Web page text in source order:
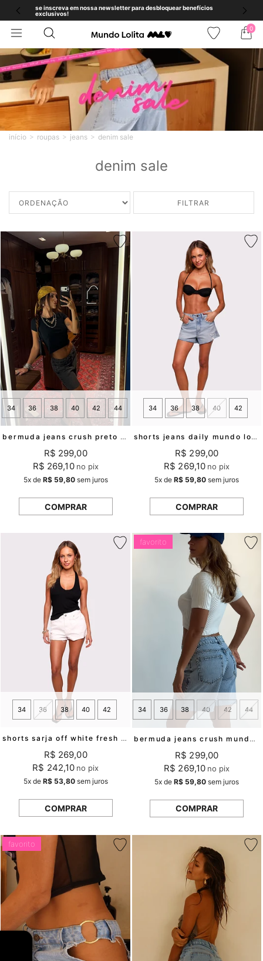
se inscreva em nossa newsletter para desbloquear benefícios
exclusivos!
0
início roupas jeans denim sale
denim sale
FILTRAR
bermuda jeans crush preto estonado mundo lolita
34 36 38 40 42 44
R$ 299,00
R$ 269,10 no pix
5xde R$ 59,80sem juros
COMPRAR
shorts jeans daily mundo lolita
34 36 38 40 42
R$ 299,00
R$ 269,10 no pix
5x deR$ 59,80 sem juros
COMPRAR
shorts sarja off white fresh mundo lolita
34 36 38 40 42
R$ 269,00
R$ 242,10 no pix
5xde R$ 53,80sem juros
COMPRAR
favorito
bermuda jeans crush mundo lolita
34 36 38 40 42 44
R$ 299,00
R$ 269,10 no pix
5x deR$ 59,80 sem juros
COMPRAR
favorito